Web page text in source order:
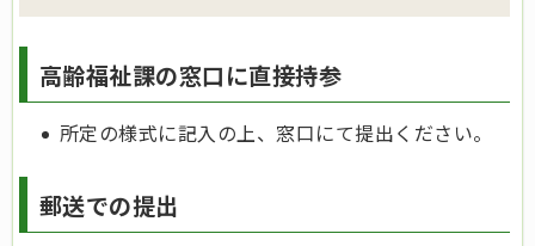
高齢福祉課の窓口に直接持参
所定の様式に記入の上、窓口にて提出ください。
郵送での提出